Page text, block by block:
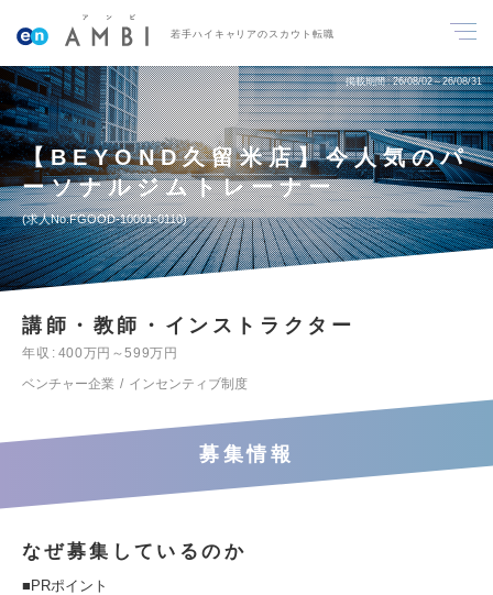
若手ハイキャリアのスカウト転職
掲載期間 26/08/02～26/08/31
【BEYOND久留米店】今人気のパ
ーソナルジムトレーナー
求人No.FGOOD-10001-0110
講師・教師・インストラクター
年収
400万円～599万円
ベンチャー企業
インセンティブ制度
募集情報
なぜ募集しているのか
■PRポイント